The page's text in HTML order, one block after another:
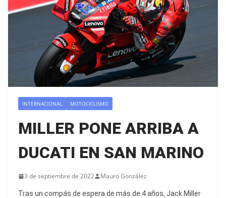
INTERNACIONAL MOTOCICLISMO
MILLER PONE ARRIBA A
DUCATI EN SAN MARINO
3 de septiembre de 2022 Mauro González
Tras un compás de espera de más de 4 años, Jack Miller